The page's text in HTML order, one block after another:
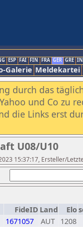
ESP FAI FIN FRA GER GRE
Galerie Meldekartei
durch das
und Co zu
die Links erst
U08/U10
15:37:17, Ersteller/
FideID Land Elo
1671057 AUT 1208